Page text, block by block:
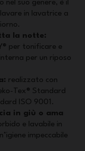
nel suo genere, è il
in lavatrice a
la notte:
per tonificare e
per un riposo
realizzato con
Tex® Standard
ISO 9001.
in giù o ama
e lavabile in
impeccabile